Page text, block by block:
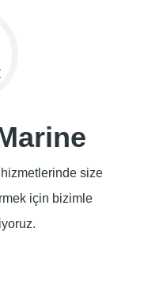
hizmetlerinde size
için bizimle